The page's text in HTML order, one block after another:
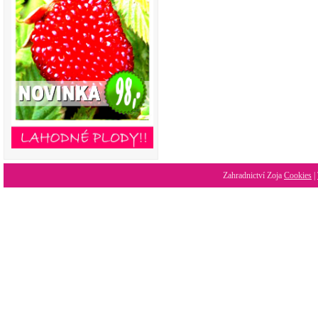
Zahradnictví Zoja Cookies